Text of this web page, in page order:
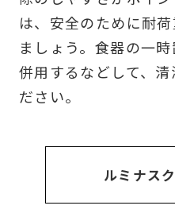
は、安全のために耐
ましょう。食器の一
併用するなどして、
ださい。
ルミナス